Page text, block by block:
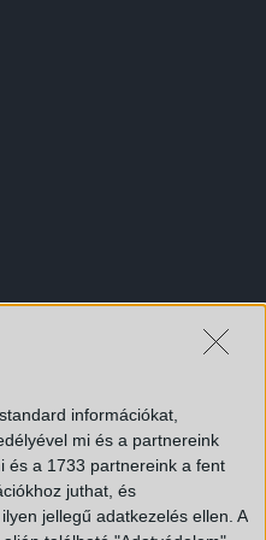
információkat,
mi és a partnereink
és a 1733 partnereink a fent
juthat, és
jellegű adatkezelés ellen. A